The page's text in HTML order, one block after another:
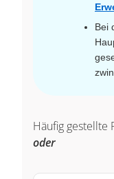
Bei
Häufig gestellte
oder